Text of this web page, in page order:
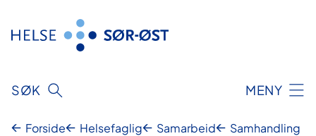
innhold
SØK MENY
Forside Helsefaglig Samarbeid
Samhandling